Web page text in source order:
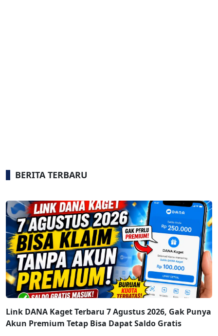
BERITA TERBARU
Link DANA Kaget Terbaru 7 Agustus 2026, Gak Punya
Akun Premium Tetap Bisa Dapat Saldo Gratis